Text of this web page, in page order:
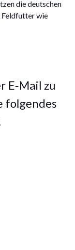
die deutschen
Feldfutter wie
E-Mail zu
folgendes